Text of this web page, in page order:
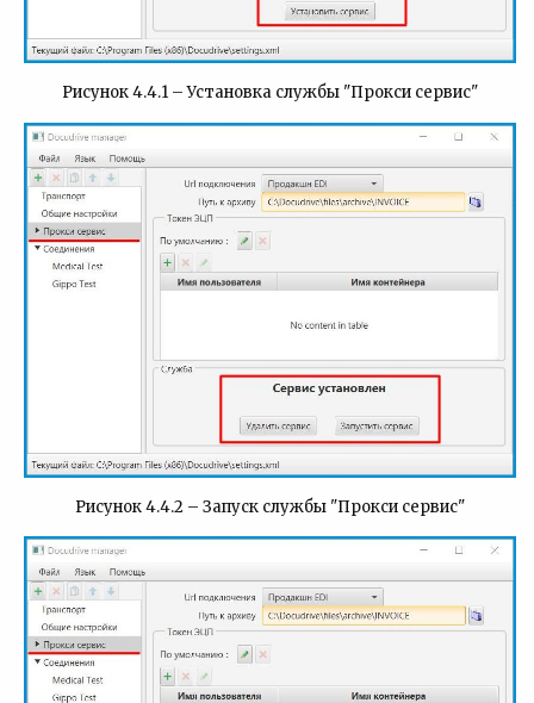
Рисунок 4.4.1 – Установка службы "Прокси сервис"
Рисунок 4.4.2 – Запуск службы "Прокси сервис"